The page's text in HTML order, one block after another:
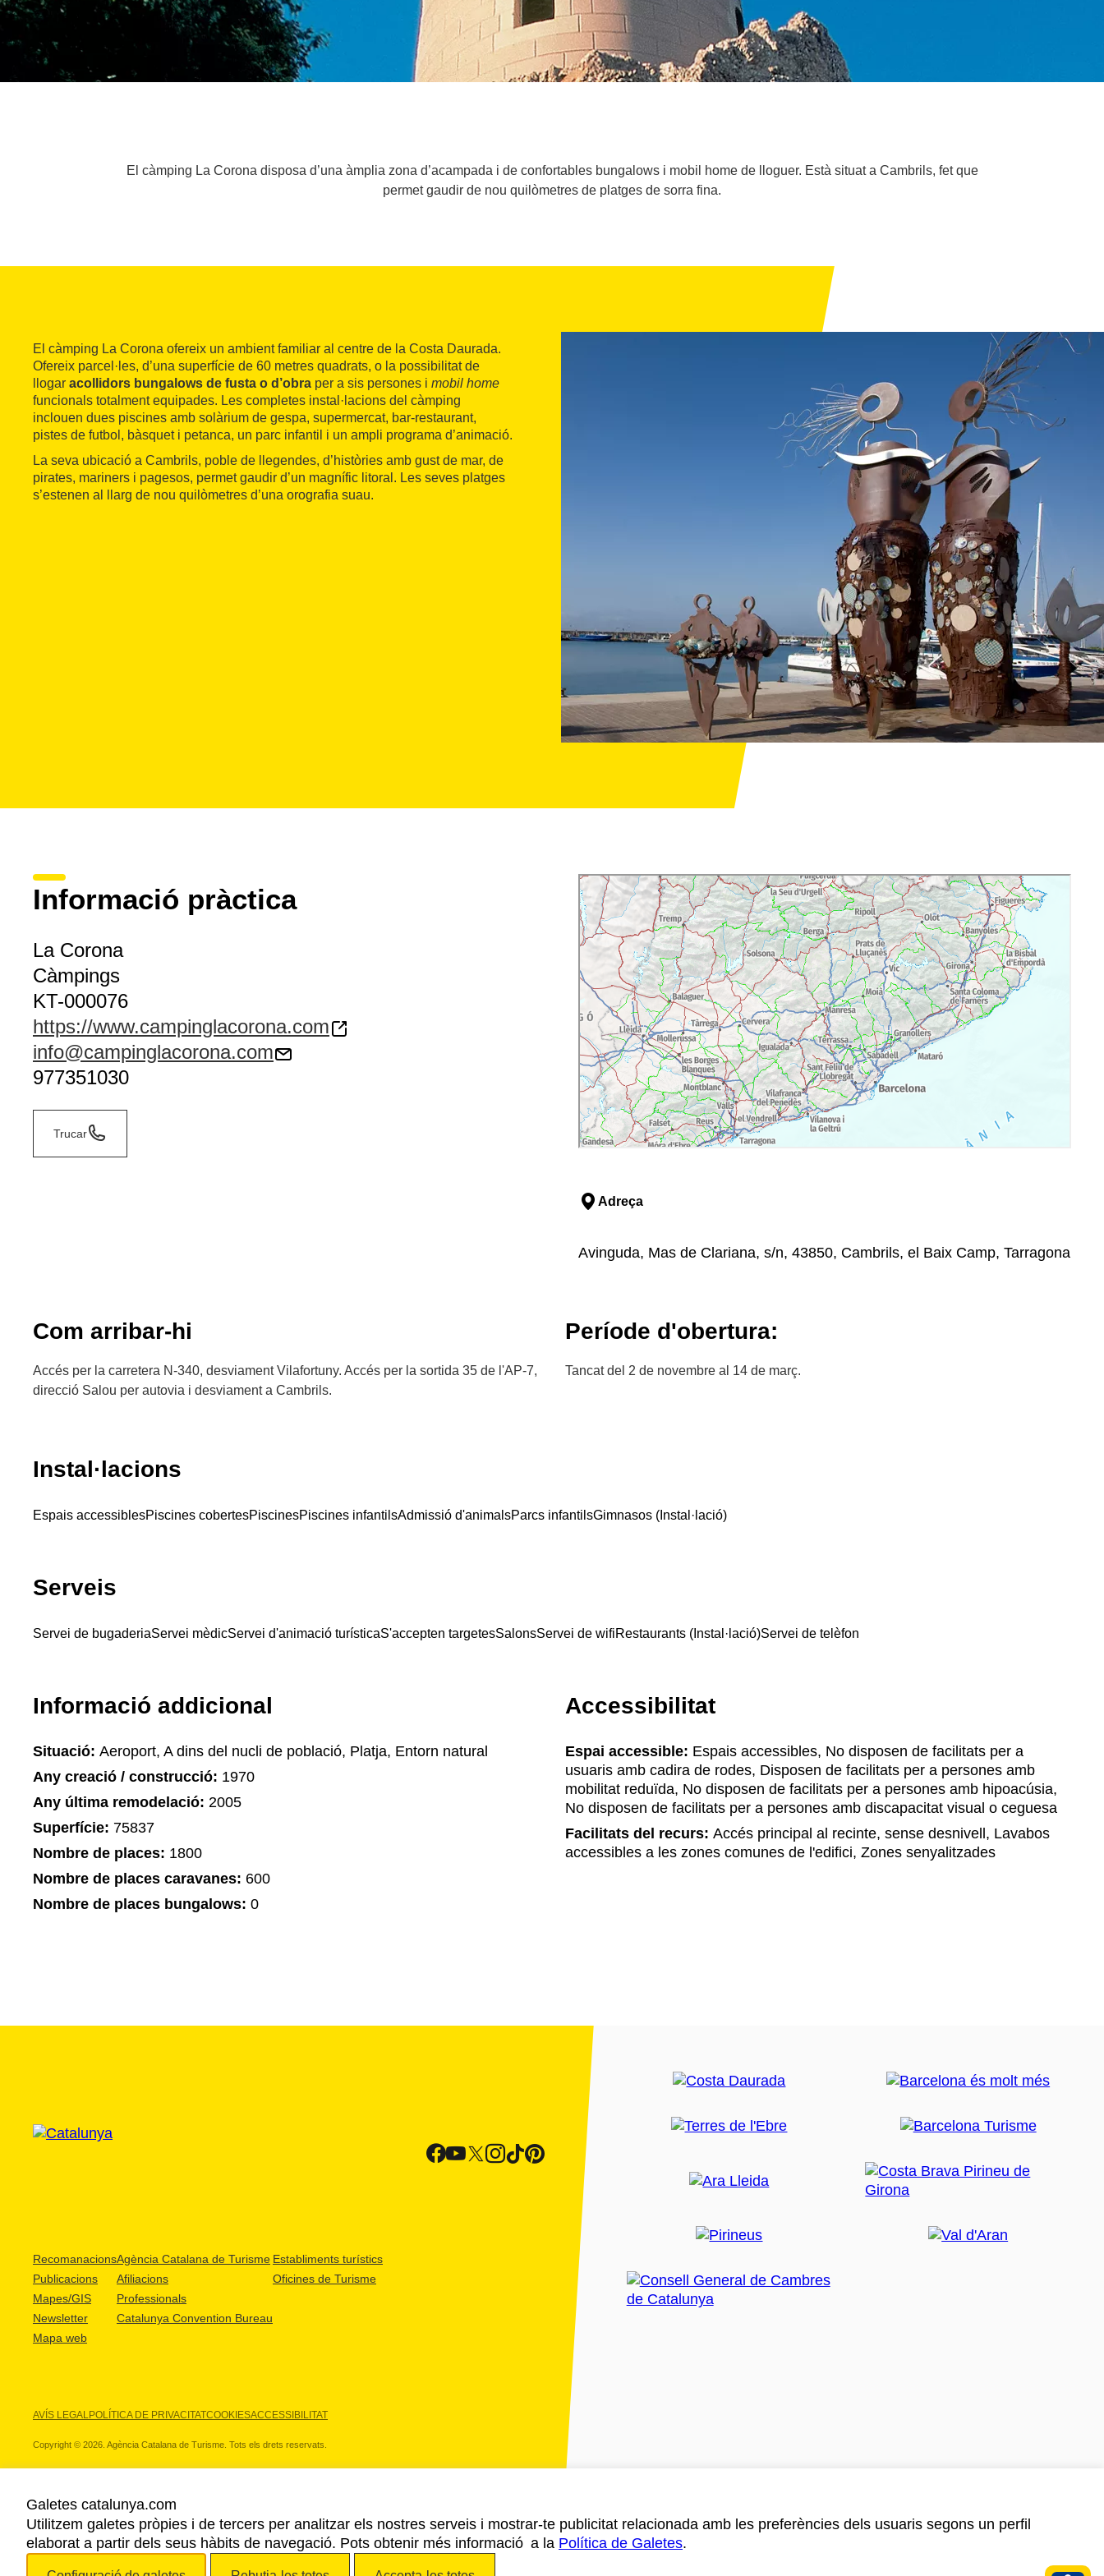
El càmping La Corona disposa d’una àmplia zona d’acampada i de confortables bungalows i mobil home de lloguer. Està situat a Cambrils, fet que
permet gaudir de nou quilòmetres de platges de sorra fina.
El càmping La Corona ofereix un ambient familiar al centre de la Costa Daurada.
Ofereix parcel·les, d’una superfície de 60 metres quadrats, o la possibilitat de
llogar acollidors bungalows de fusta o d’obra per a sis persones i mobil home
funcionals totalment equipades. Les completes instal·lacions del càmping
inclouen dues piscines amb solàrium de gespa, supermercat, bar-restaurant,
pistes de futbol, bàsquet i petanca, un parc infantil i un ampli programa d’animació.
La seva ubicació a Cambrils, poble de llegendes, d’històries amb gust de mar, de
pirates, mariners i pagesos, permet gaudir d’un magnífic litoral. Les seves platges
s’estenen al llarg de nou quilòmetres d’una orografia suau.
Informació pràctica
La Corona
Càmpings
KT-000076
https://www.campinglacorona.com
info@campinglacorona.com
977351030
Trucar
Adreça
Avinguda, Mas de Clariana, s/n, 43850, Cambrils, el Baix Camp, Tarragona
Com arribar-hi
Accés per la carretera N-340, desviament Vilafortuny. Accés per la sortida 35 de l'AP-7,
direcció Salou per autovia i desviament a Cambrils.
Període d'obertura:
Tancat del 2 de novembre al 14 de març.
Instal·lacions
Espais accessiblesPiscines cobertesPiscinesPiscines infantilsAdmissió d'animalsParcs infantilsGimnasos (Instal·lació)
Serveis
Servei de bugaderiaServei mèdicServei d'animació turísticaS'accepten targetesSalonsServei de wifiRestaurants (Instal·lació)Servei de telèfon
Informació addicional
Situació: Aeroport, A dins del nucli de població, Platja, Entorn natural
Any creació / construcció: 1970
Any última remodelació: 2005
Superfície: 75837
Nombre de places: 1800
Nombre de places caravanes: 600
Nombre de places bungalows: 0
Accessibilitat
Espai accessible: Espais accessibles, No disposen de facilitats per a
usuaris amb cadira de rodes, Disposen de facilitats per a persones amb
mobilitat reduïda, No disposen de facilitats per a persones amb hipoacúsia,
No disposen de facilitats per a persones amb discapacitat visual o ceguesa
Facilitats del recurs: Accés principal al recinte, sense desnivell, Lavabos
accessibles a les zones comunes de l'edifici, Zones senyalitzades
Recomanacions
Publicacions
Mapes/GIS
Newsletter
Mapa web
Agència Catalana de Turisme
Afiliacions
Professionals
Catalunya Convention Bureau
Establiments turístics
Oficines de Turisme
AVÍS LEGALPOLÍTICA DE PRIVACITATCOOKIESACCESSIBILITAT
Copyright © 2026. Agència Catalana de Turisme. Tots els drets reservats.
ELS NOSTRES PARTNERS
Galetes catalunya.com
Utilitzem galetes pròpies i de tercers per analitzar els nostres serveis i mostrar-te publicitat relacionada amb les preferències dels usuaris segons un perfil
elaborat a partir dels seus hàbits de navegació. Pots obtenir més informació a la Política de Galetes.